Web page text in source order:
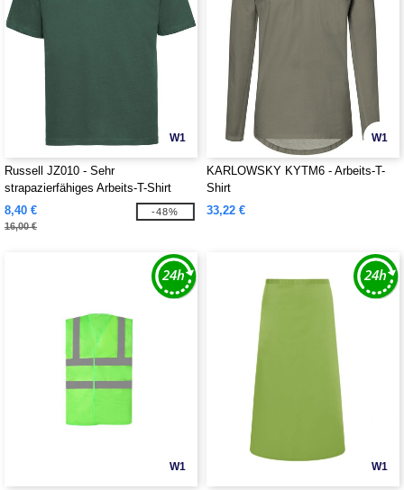
W1
Russell JZ010 - Sehr
strapazierfähiges Arbeits-T-Shirt
8,40 €
16,00 €
-48%
W1
KARLOWSKY KYTM6 - Arbeits-T-
Shirt
33,22 €
W1 W1